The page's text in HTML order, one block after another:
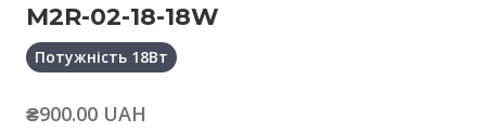
M2R-02-18-18W
Потужність 18Вт
₴900.00 UAH